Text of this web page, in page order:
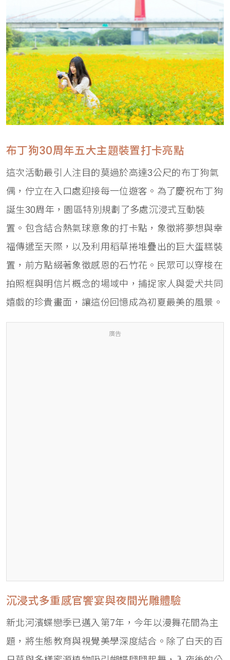
布丁狗30周年五大主題裝置打卡亮點
這次活動最引人注目的莫過於高達3公尺的布丁狗氣
偶，佇立在入口處迎接每一位遊客。為了慶祝布丁狗
誕生30周年，園區特別規劃了多處沉浸式互動裝
置。包含結合熱氣球意象的打卡點，象徵將夢想與幸
福傳遞至天際，以及利用稻草捲堆疊出的巨大蛋糕裝
置，前方點綴著象徵感恩的石竹花。民眾可以穿梭在
拍照框與明信片概念的場域中，捕捉家人與愛犬共同
嬉戲的珍貴畫面，讓這份回憶成為初夏最美的風景。
廣告
沉浸式多重感官饗宴與夜間光雕體驗
新北河濱蝶戀季已邁入第7年，今年以漫舞花間為主
題，將生態教育與視覺美學深度結合。除了白天的百